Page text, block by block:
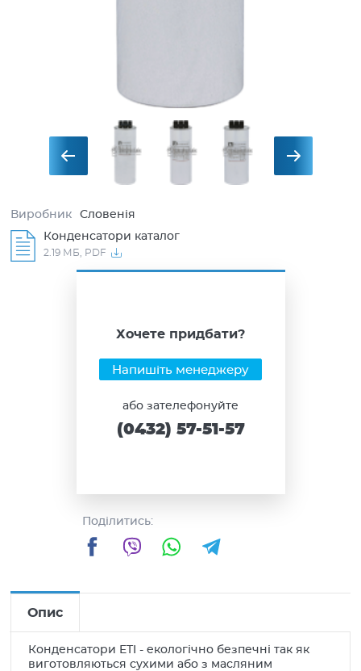
Виробник
Словенія
Конденсатори каталог
2.19 МБ, PDF
Хочете придбати?
Напишіть менеджеру
або зателефонуйте
(0432) 57-51-57
Поділитись:
FacebookViber WhatsAppTelegram
Опис
Конденсатори ETI - екологічно безпечні так як
виготовляються сухими або з масляним